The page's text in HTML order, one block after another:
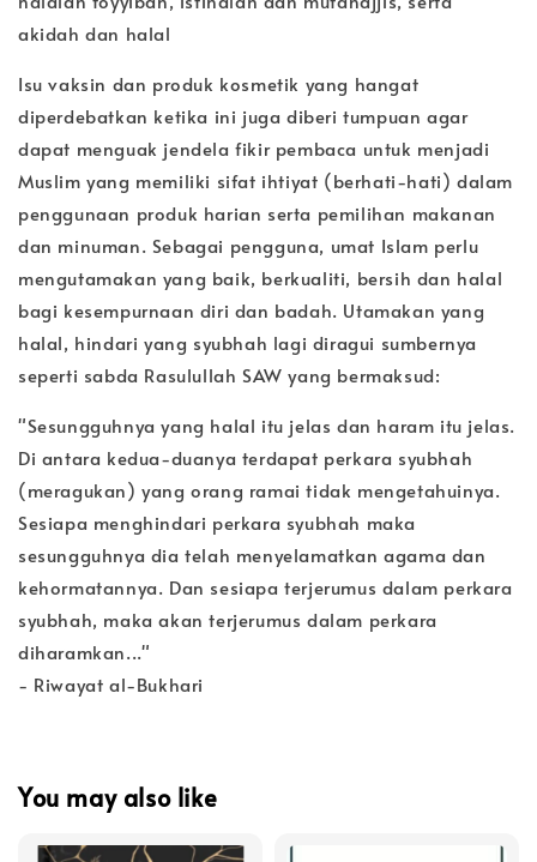
akidah dan halal
Isu vaksin dan produk kosmetik yang hangat
diperdebatkan ketika ini juga diberi tumpuan agar
dapat menguak jendela fikir pembaca untuk menjadi
Muslim yang memiliki sifat ihtiyat (berhati-hati) dalam
penggunaan produk harian serta pemilihan makanan
dan minuman. Sebagai pengguna, umat Islam perlu
mengutamakan yang baik, berkualiti, bersih dan halal
bagi kesempurnaan diri dan badah. Utamakan yang
halal, hindari yang syubhah lagi diragui sumbernya
seperti sabda Rasulullah SAW yang bermaksud:
"Sesungguhnya yang halal itu jelas dan haram itu jelas.
Di antara kedua-duanya terdapat perkara syubhah
(meragukan) yang orang ramai tidak mengetahuinya.
Sesiapa menghindari perkara syubhah maka
sesungguhnya dia telah menyelamatkan agama dan
kehormatannya. Dan sesiapa terjerumus dalam perkara
syubhah, maka akan terjerumus dalam perkara
diharamkan..."
- Riwayat al-Bukhari
You may also like